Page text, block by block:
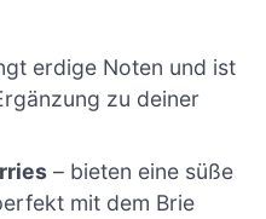
erdige Noten und ist
zu deiner
– bieten eine süße
mit dem Brie